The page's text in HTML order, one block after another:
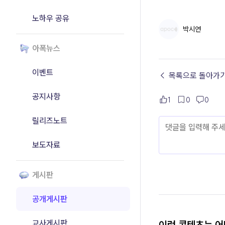
노하우 공유
아폭뉴스
이벤트
공지사항
릴리즈노트
보도자료
게시판
공개게시판
교사게시판
박시연
← 목록으로 돌아가기
1 0 0